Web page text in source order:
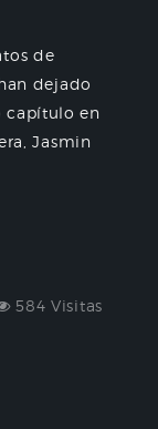
de
dejado
capítulo en
Jasmin
584 Visitas